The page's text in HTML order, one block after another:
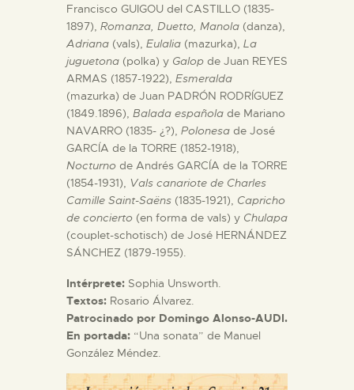
EL MUSEO
COLECCIONES
DIDÁCTICA
ESPAÑOL
Francisco GUIGOU del CASTILLO (1835-
1897), Romanza, Duetto, Manola (danza),
Adriana (vals), Eulalia (mazurka), La
juguetona (polka) y Galop de Juan REYES
ARMAS (1857-1922), Esmeralda
(mazurka) de Juan PADRÓN RODRÍGUEZ
(1849.1896), Balada española de Mariano
NAVARRO (1835- ¿?), Polonesa de José
GARCÍA de la TORRE (1852-1918),
Nocturno de Andrés GARCÍA de la TORRE
(1854-1931), Vals canariote de Charles
Camille Saint-Saëns (1835-1921), Capricho
de concierto (en forma de vals) y Chulapa
(couplet-schotisch) de José HERNÁNDEZ
SÁNCHEZ (1879-1955).
Intérprete: Sophia Unsworth.
Textos: Rosario Álvarez.
Patrocinado por Domingo Alonso-AUDI.
En portada: “Una sonata” de Manuel
González Méndez.